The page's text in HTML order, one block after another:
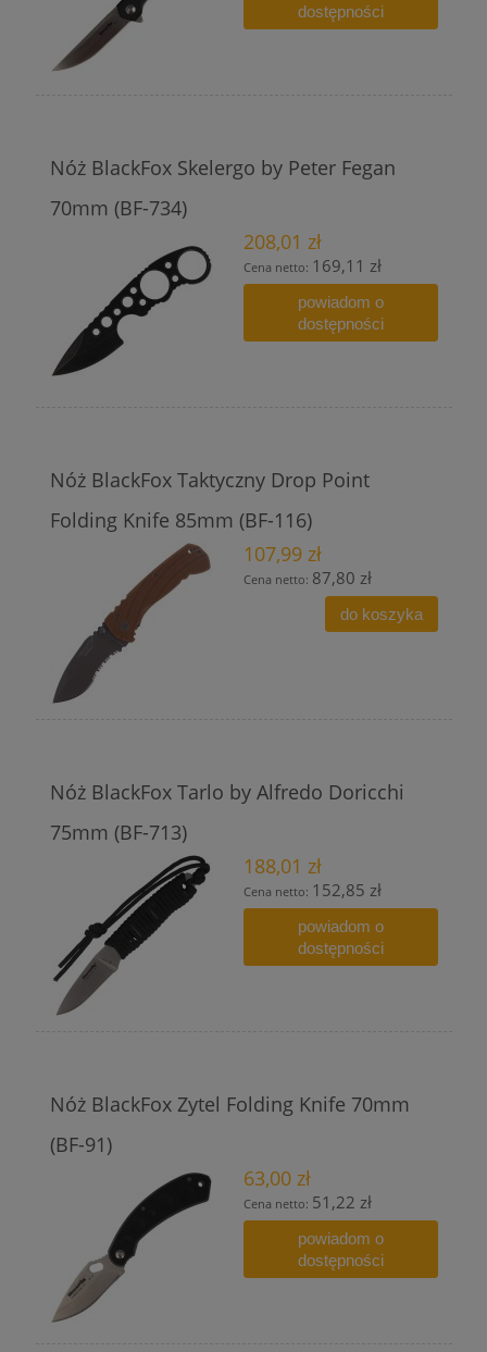
dostępności
Nóż BlackFox Skelergo by Peter Fegan
70mm (BF-734)
208,01 zł
Cena netto: 169,11 zł
powiadom o
dostępności
Nóż BlackFox Taktyczny Drop Point
Folding Knife 85mm (BF-116)
107,99 zł
Cena netto: 87,80 zł
do koszyka
Nóż BlackFox Tarlo by Alfredo Doricchi
75mm (BF-713)
188,01 zł
Cena netto: 152,85 zł
powiadom o
dostępności
Nóż BlackFox Zytel Folding Knife 70mm
(BF-91)
63,00 zł
Cena netto: 51,22 zł
powiadom o
dostępności